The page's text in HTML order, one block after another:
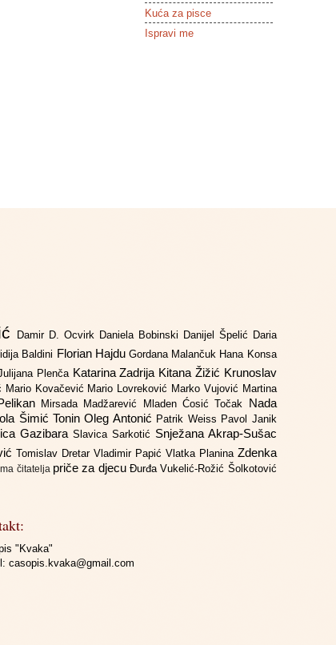
Kuća za pisce
Ispravi me
Damir D. Ocvirk Daniela Bobinski Danijel Špelić Daria
Baldini Florian Hajdu Gordana Malančuk Hana Konsa
Plenča Katarina Zadrija Kitana Žižić Krunoslav
Mario Kovačević Mario Lovreković Marko Vujović Martina
Mirsada Madžarević Mladen Ćosić Točak
Nada
Šimić ToninOleg Antonić Patrik Weiss Pavol Janik
GazibaraSlavica Sarkotić Snježana Akrap-Sušac
Tomislav Dretar Vladimir Papić Vlatka Planina Zdenka
čitatelja priče za djecu Đurđa Vukelić-Rožić Šolkotović
"Kvaka"
casopis.kvaka@gmail.com